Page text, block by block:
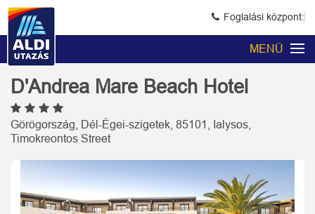
Foglalási központ:
MENÜ
D'Andrea Mare Beach Hotel
Görögország, Dél-Égei-szigetek, 85101, Ialysos,
Timokreontos Street